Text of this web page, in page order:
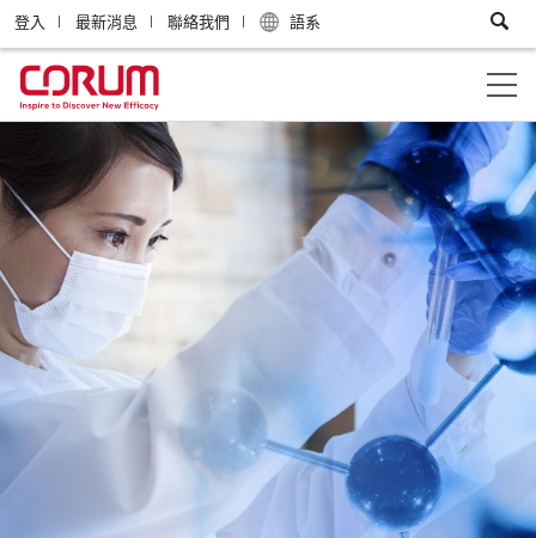
登入 最新消息 聯絡我們 語系